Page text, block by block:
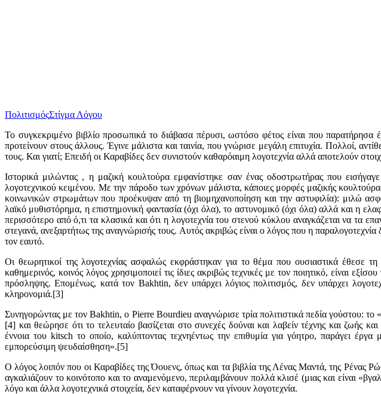
ΠολιτισμόςΣτίγμα Λόγου
Το συγκεκριμένο βιβλίο προσωπικά το διάβασα πέρυσι, ωστόσο φέτος είναι που
προτείνουν στους άλλους. Έγινε μάλιστα και ταινία, που γνώρισε μεγάλη επιτυχία. Πολλοί,
τους. Και γιατί; Επειδή οι Καραβίδες δεν συνιστούν καθαρόαιμη λογοτεχνία αλλά αποτελούν
Ιστορικά μιλώντας , η μαζική κουλτούρα εμφανίστηκε σαν ένας οδοστρωτήρας που
λογοτεχνικού κειμένου. Με την πάροδο των χρόνων μάλιστα, κάποιες μορφές μαζικής
κοινωνικών στρωμάτων που προέκυψαν από τη βιομηχανοποίηση και την αστυφιλία): μιλώ
λαϊκό μυθιστόρημα, η επιστημονική φαντασία (όχι όλα), το αστυνομικό (όχι όλα) αλλά και η
περισσότερο από ό,τι τα κλασικά και ότι η λογοτεχνία του στενού κύκλου αναγκάζεται να τα
στεγανά, ανεξαρτήτως της αναγνώρισής τους. Αυτός ακριβώς είναι ο λόγος που η
τον εαυτό.
Οι θεωρητικοί της λογοτεχνίας ασφαλώς εκφράστηκαν για το θέμα που ουσιαστικά έθεσε
καθημερινός, κοινός λόγος χρησιμοποιεί τις ίδιες ακριβώς τεχνικές με τον ποιητικό, είναι
πρόσληψης. Επομένως, κατά τον Bakhtin, δεν υπάρχει λόγιος πολιτισμός, δεν υπάρχει
κληρονομιά.[3]
Συνηγορώντας με τον Bakhtin, ο Pierre Bourdieu αναγνώρισε τρία πολιτιστικά πεδία γούστου:
[4] και θεώρησε ότι το τελευταίο βασίζεται στο συνεχές δούναι και λαβείν τέχνης και ζωής
έννοια του kitsch το οποίο, καλύπτοντας τεχνηέντως την επιθυμία για γόητρο, παράγει
εμπορεύσιμη ψευδαίσθηση».[5]
Ο λόγος λοιπόν που οι Καραβίδες της Όουενς, όπως και τα βιβλία της Λένας Μαντά, της Ρένας
αγκαλιάζουν το κοινότοπο και το αναμενόμενο, περιλαμβάνουν πολλά κλισέ (μιας και είναι
λόγο και άλλα λογοτεχνικά στοιχεία, δεν καταφέρνουν να γίνουν λογοτεχνία.